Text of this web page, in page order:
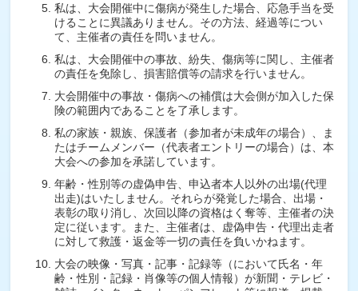
私は、大会開催中に傷病が発生した場合、応急手当を受
けることに異議ありません。その方法、経過等につい
て、主催者の責任を問いません。
私は、大会開催中の事故、紛失、傷病等に関し、主催者
の責任を免除し、損害賠償等の請求を行いません。
大会開催中の事故・傷病への補償は大会側が加入した保
険の範囲内であることを了承します。
私の家族・親族、保護者（参加者が未成年の場合）、ま
たはチームメンバー（代表者エントリーの場合）は、本
大会への参加を承諾しています。
年齢・性別等の虚偽申告、申込者本人以外の出場(代理
出走)はいたしません。それらが発覚した場合、出場・
表彰の取り消し、次回以降の資格はく奪等、主催者の決
定に従います。また、主催者は、虚偽申告・代理出走者
に対して救護・返金等一切の責任を負いかねます。
大会の映像・写真・記事・記録等（において氏名・年
齢・性別・記録・肖像等の個人情報）が新聞・テレビ・